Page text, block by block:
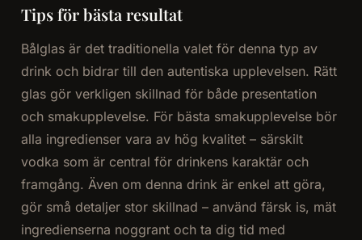
Tips för bästa resultat
Bålglas är det traditionella valet för denna typ av
drink och bidrar till den autentiska upplevelsen. Rätt
glas gör verkligen skillnad för både presentation
och smakupplevelse. För bästa smakupplevelse bör
alla ingredienser vara av hög kvalitet – särskilt
vodka som är central för drinkens karaktär och
framgång. Även om denna drink är enkel att göra,
gör små detaljer stor skillnad – använd färsk is, mät
ingredienserna noggrant och ta dig tid med